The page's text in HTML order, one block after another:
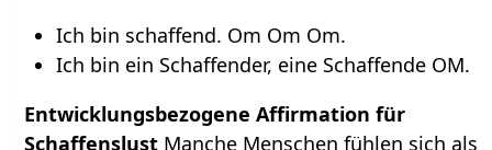
Ich bin schaffend. Om Om Om.
Ich bin ein Schaffender, eine Schaffende OM.
Entwicklungsbezogene Affirmation für
Schaffenslust Manche Menschen fühlen sich als